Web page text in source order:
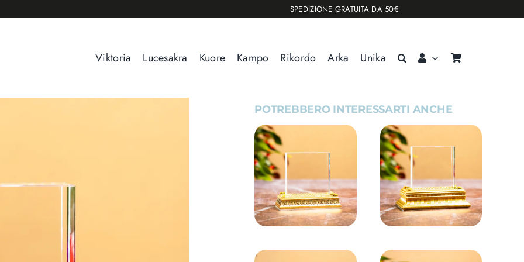
SPEDIZIONE GRATUITA DA 50€
Viktoria Lucesakra Kuore Kampo Rikordo Arka Unika
POTREBBERO INTERESSARTI ANCHE